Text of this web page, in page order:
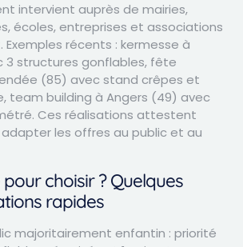
intervient auprès de mairies,
écoles, entreprises et associations
Exemples récents : kermesse à
3 structures gonflables, fête
(85) avec stand crêpes et
team building à Angers (49) avec
Ces réalisations attestent
les offres au public et au
pour choisir ? Quelques
rapides
majoritairement enfantin : priorité